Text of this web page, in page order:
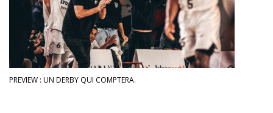
PREVIEW : UN DERBY QUI COMPTERA.